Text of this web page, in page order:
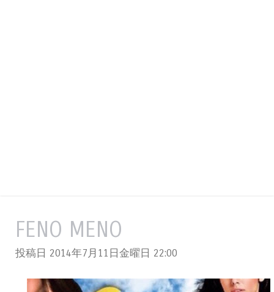
FENO MENO
投稿日 2014年7月11日金曜日 22:00